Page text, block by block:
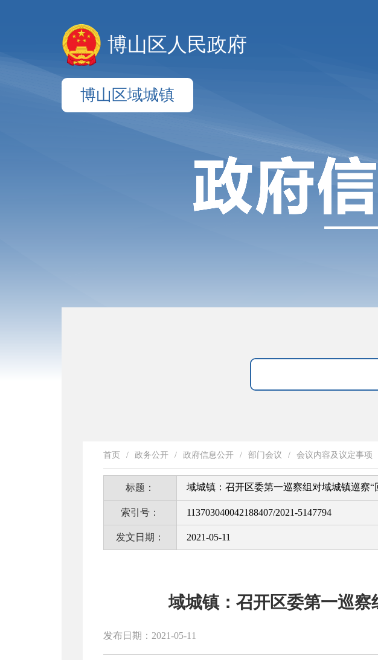
博山区人民政府
博山区域城镇
首页 / 政务公开 / 政府信息公开 / 部门会议 / 会议内容及议定事项
标题： 域城镇：召开区委第一巡察组对域城镇巡察“
索引号： 113703040042188407/2021-5147794
发文日期： 2021-05-11
域城镇：召开区委第一巡
发布日期：2021-05-11